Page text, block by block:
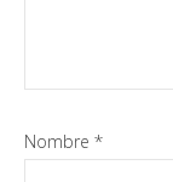
Nombre *